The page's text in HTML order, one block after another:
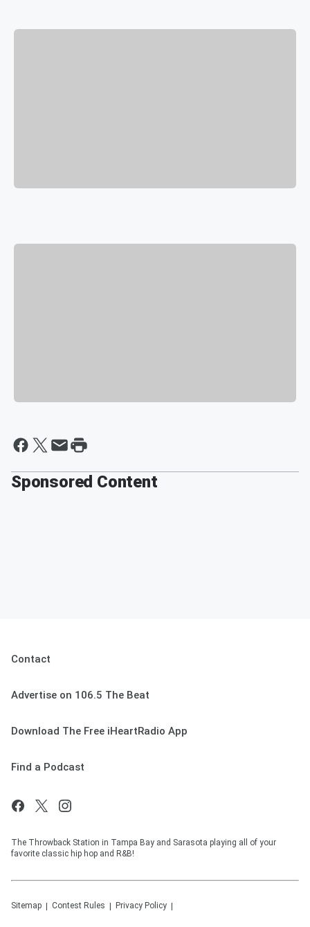
Sponsored Content
Contact
Advertise on 106.5 The Beat
Download The Free iHeartRadio App
Find a Podcast
The Throwback Station in Tampa Bay and Sarasota playing all of your
favorite classic hip hop and R&B!
Sitemap Contest Rules Privacy Policy